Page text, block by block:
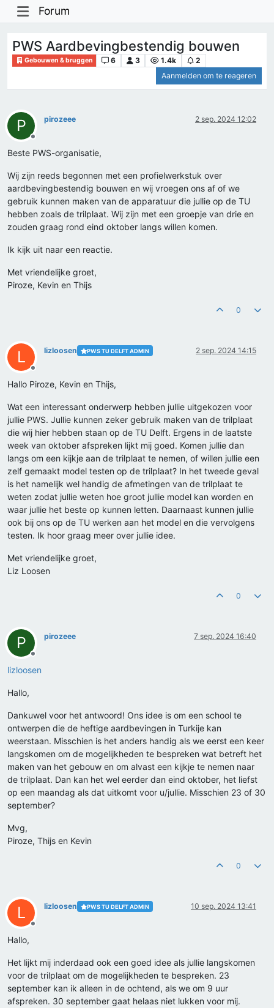
Forum
PWS Aardbevingbestendig bouwen
Gebouwen & bruggen 6 3 1.4k
2
Aanmelden om te reageren
P
Offline
pirozeee 2 sep. 2024 12:02
Beste PWS-organisatie,
Wij zijn reeds begonnen met een profielwerkstuk over
aardbevingbestendig bouwen en wij vroegen ons af of we
gebruik kunnen maken van de apparatuur die jullie op de TU
hebben zoals de trilplaat. Wij zijn met een groepje van drie en
zouden graag rond eind oktober langs willen komen.
Ik kijk uit naar een reactie.
Met vriendelijke groet,
Piroze, Kevin en Thijs
0
L
Offline
lizloosen PWS TU DELFT ADMIN 2 sep. 2024 14:15
Hallo Piroze, Kevin en Thijs,
Wat een interessant onderwerp hebben jullie uitgekozen voor
jullie PWS. Jullie kunnen zeker gebruik maken van de trilplaat
die wij hier hebben staan op de TU Delft. Ergens in de laatste
week van oktober afspreken lijkt mij goed. Komen jullie dan
langs om een kijkje aan de trilplaat te nemen, of willen jullie een
zelf gemaakt model testen op de trilplaat? In het tweede geval
is het namelijk wel handig de afmetingen van de trilplaat te
weten zodat jullie weten hoe groot jullie model kan worden en
waar jullie het beste op kunnen letten. Daarnaast kunnen jullie
ook bij ons op de TU werken aan het model en die vervolgens
testen. Ik hoor graag meer over jullie idee.
Met vriendelijke groet,
Liz Loosen
0
P
Offline
pirozeee 7 sep. 2024 16:40
lizloosen
Hallo,
Dankuwel voor het antwoord! Ons idee is om een school te
ontwerpen die de heftige aardbevingen in Turkije kan
weerstaan. Misschien is het anders handig als we eerst een keer
langskomen om de mogelijkheden te bespreken wat betreft het
maken van het gebouw en om alvast een kijkje te nemen naar
de trilplaat. Dan kan het wel eerder dan eind oktober, het liefst
op een maandag als dat uitkomt voor u/jullie. Misschien 23 of 30
september?
Mvg,
Piroze, Thijs en Kevin
0
L
Offline
lizloosen PWS TU DELFT ADMIN 10 sep. 2024 13:41
Hallo,
Het lijkt mij inderdaad ook een goed idee als jullie langskomen
voor de trilplaat om de mogelijkheden te bespreken. 23
september kan ik alleen in de ochtend, als we om 9 uur
afspreken. 30 september gaat helaas niet lukken voor mij.